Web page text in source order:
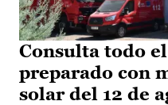
Consulta todo
preparado con
solar del 12 de